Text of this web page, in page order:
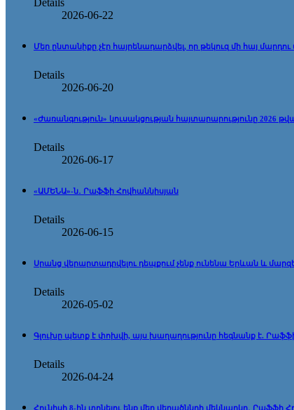
Details
2026-06-22
Մեր ընտանիքը չէր հայրենադարձվել, որ թեկուզ մի հայ
Details
2026-06-20
«Ժառանգություն» կուսակցության հայտարարությունը 2026
Details
2026-06-17
«ԱՄԵՆԱ»-ն․ Րաֆֆի Հովհաննիսյան
Details
2026-06-15
Սրանց վերարտադրվելու դեպքում չենք ունենա Երևան և
Details
2026-05-02
Գլուխը պետք է փոխվի, այս խաղաղությունը հեգնանք է.
Details
2026-04-24
Հունիսի 8-ին տոնելու ենք մեր վերածննդի մեկնարկը․ Րաֆֆի